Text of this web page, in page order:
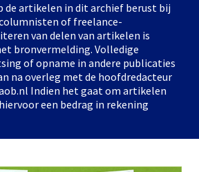
de artikelen in dit archief berust bij
of freelance-
van delen van artikelen is
bronvermelding. Volledige
of opname in andere publicaties
na overleg met de hoofdredacteur
Indien het gaat om artikelen
een bedrag in rekening